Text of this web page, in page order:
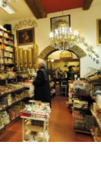
Lifestyle